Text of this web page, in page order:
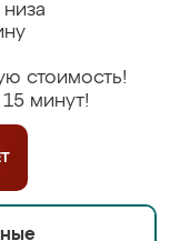
стоимость!
минут!